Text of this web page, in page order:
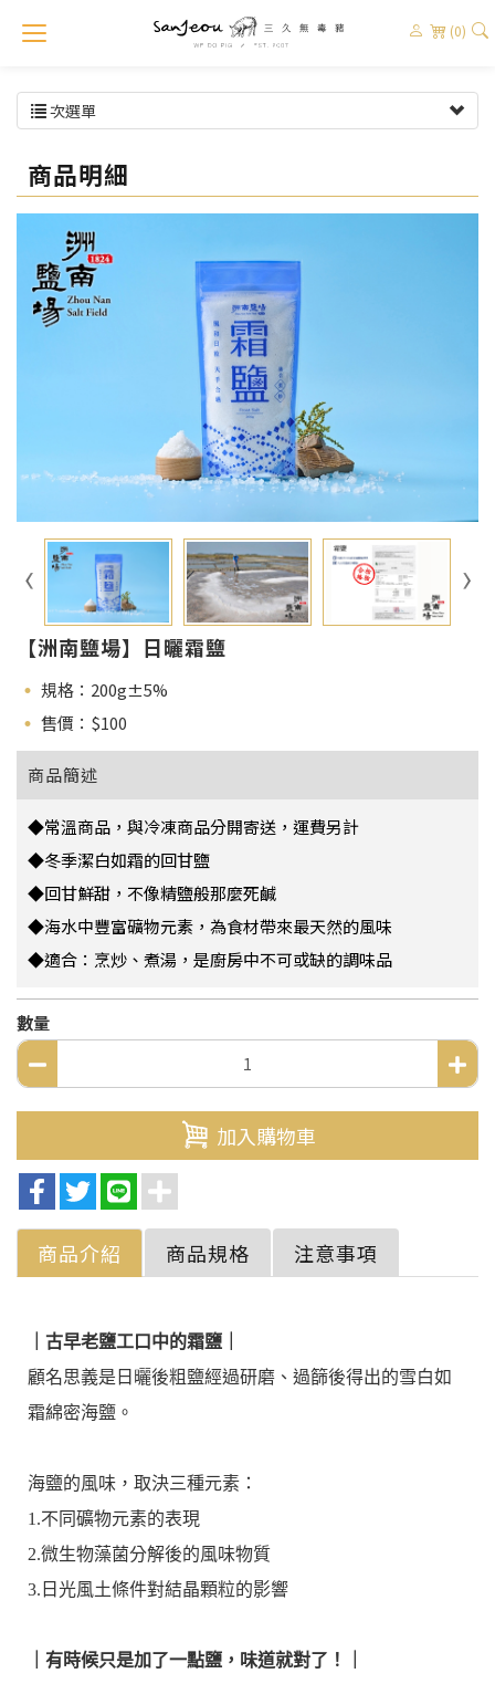
(0)
次選單
商品明細
【洲南鹽場】日曬霜鹽
規格：200g±5%
售價：$100
商品簡述
◆常溫商品，與冷凍商品分開寄送，運費另計
◆冬季潔白如霜的回甘鹽
◆回甘鮮甜，不像精鹽般那麼死鹹
◆海水中豐富礦物元素，為食材帶來最天然的風味
◆適合：烹炒、煮湯，是廚房中不可或缺的調味品
數量
加入購物車
商品介紹 商品規格 注意事項
｜古早老鹽工口中的霜鹽｜
顧名思義是日曬後粗鹽經過研磨、過篩後得出的雪白如
霜綿密海鹽。
海鹽的風味，取決三種元素：
1.不同礦物元素的表現
2.微生物藻菌分解後的風味物質
3.日光風土條件對結晶顆粒的影響
｜有時候只是加了一點鹽，味道就對了！｜